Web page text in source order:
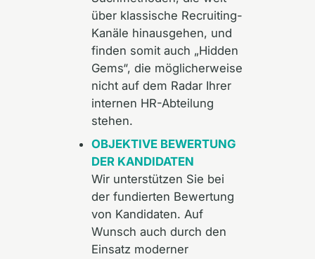
über klassische Recruiting-
Kanäle hinausgehen, und
finden somit auch „Hidden
Gems“, die möglicherweise
nicht auf dem Radar Ihrer
internen HR-Abteilung
stehen.
OBJEKTIVE BEWERTUNG
DER KANDIDATEN
Wir unterstützen Sie bei
der fundierten Bewertung
von Kandidaten. Auf
Wunsch auch durch den
Einsatz moderner